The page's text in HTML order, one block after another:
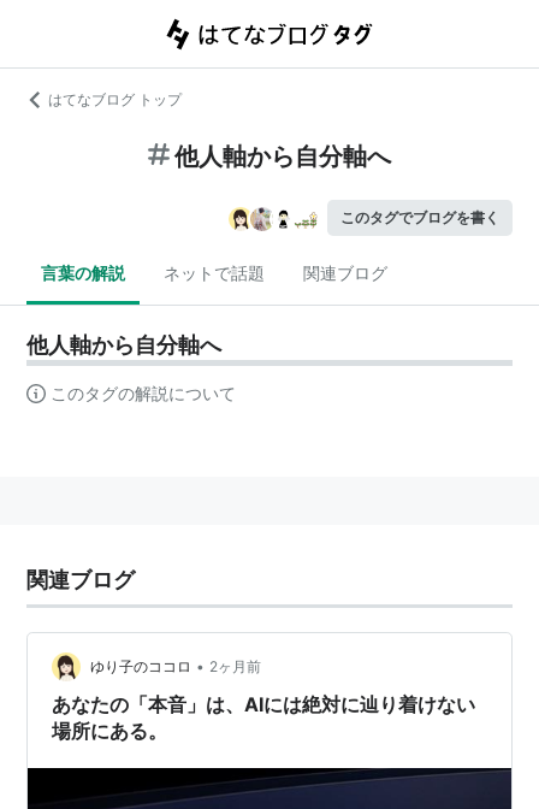
はてなブログ トップ
他人軸から自分軸へ
このタグでブログを書く
言葉の解説 ネットで話題 関連ブログ
他人軸から自分軸へ
このタグの解説について
関連ブログ
ゆり子のココロ • 2ヶ月前
あなたの「本音」は、AIには絶対に辿り着けない
場所にある。